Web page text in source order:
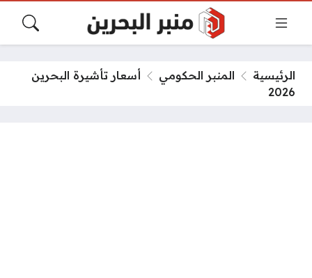
الرئيسية المنبر الحكومي
أسعار تأشيرة البحرين
2026